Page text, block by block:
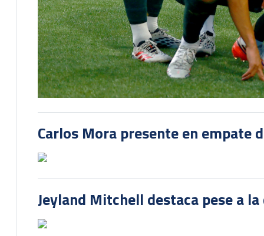
Carlos Mora presente en empate
Jeyland Mitchell destaca pese a